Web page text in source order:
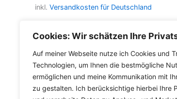
Cookies: Wir schätzen Ihre
Auf meiner Webseite nutze ich Cookies und
Technologien, um Ihnen die bestmögliche
ermöglichen und meine Kommunikation mit
zu gestalten. Ich berücksichtige hierbei Ihre
inkl. Versandkosten für Deutschland